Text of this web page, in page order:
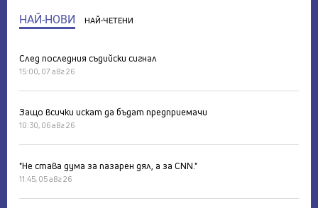
НАЙ-НОВИ НАЙ-ЧЕТЕНИ
След последния съдийски сигнал
15:00, 07 авг 26
Защо всички искат да бъдат предприемачи
10:30, 06 авг 26
"Не става дума за пазарен дял, а за CNN."
11:45, 05 авг 26